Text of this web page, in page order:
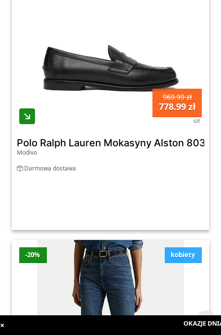
969.99 zł
778.99 zł
szt
Polo Ralph Lauren Mokasyny Alston
Modivo
Darmowa dostawa
kobiety
-20%
× OKAZJE DNIA: